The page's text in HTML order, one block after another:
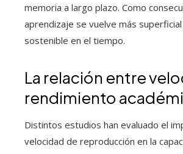
memoria a largo plazo. Como
aprendizaje se vuelve más
sostenible en el tiempo.
La relación entre
rendimiento
Distintos estudios han evaluado el
velocidad de reproducción en la